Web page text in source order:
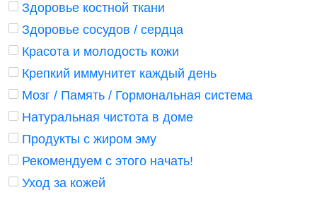
Здоровье костной ткани
Здоровье сосудов / сердца
Красота и молодость кожи
Крепкий иммунитет каждый день
Мозг / Память / Гормональная система
Натуральная чистота в доме
Продукты с жиром эму
Рекомендуем с этого начать!
Уход за кожей